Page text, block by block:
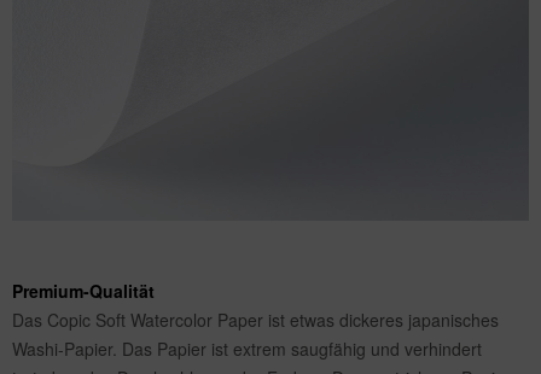
Premium-Qualität
Das Copic Soft Watercolor Paper ist etwas dickeres japanisches
Washi-Papier. Das Papier ist extrem saugfähig und verhindert